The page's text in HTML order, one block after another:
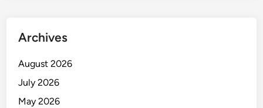
Archives
August 2026
July 2026
May 2026